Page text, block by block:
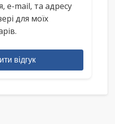
e-mail, та адресу
для моїх
відгук